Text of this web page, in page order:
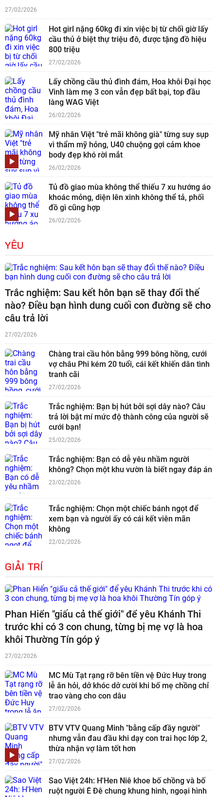
27/02/2026
Hot girl nặng 60kg đi xin việc bị từ chối giờ lấy
cầu thủ ở biệt thự triệu đô, được tặng đồ hiệu
800 triệu
27/02/2026
Lấy chồng cầu thủ đình đám, Hoa khôi Đại học
Vinh làm mẹ 3 con vẫn đẹp bất bại, top đầu
làng WAG Việt
26/02/2026
Mỹ nhân Việt "trẻ mãi không già" từng suy sụp
vì thẩm mỹ hỏng, U40 chuộng gợi cảm khoe
body đẹp khó rời mắt
26/02/2026
Tủ đồ giao mùa không thể thiếu 7 xu hướng áo
khoác mỏng, diện lên xinh không thể tả, phối
đồ gì cũng hợp
26/02/2026
YÊU
Trắc nghiệm: Sau kết hôn bạn sẽ thay đổi thế
nào? Điều bạn hình dung cuối con đường sẽ cho
câu trả lời
27/02/2026
Chàng trai cầu hôn bằng 999 bông hồng, cưới
vợ châu Phi kém 20 tuổi, cái kết khiến dân tình
tranh cãi
27/02/2026
Trắc nghiệm: Bạn bị hút bởi sợi dây nào? Câu
trả lời bật mí mức độ thành công của người sẽ
cưới bạn!
25/02/2026
Trắc nghiệm: Bạn có dễ yêu nhầm người
không? Chọn một khu vườn là biết ngay đáp án
23/02/2026
Trắc nghiệm: Chọn một chiếc bánh ngọt để
xem bạn và người ấy có cái kết viên mãn
không
22/02/2026
GIẢI TRÍ
Phan Hiển "giấu cả thế giới" để yêu Khánh Thi
trước khi có 3 con chung, từng bị mẹ vợ là hoa
khôi Thường Tín góp ý
27/02/2026
MC Mù Tạt rạng rỡ bên tiền vệ Đức Huy trong
lễ ăn hỏi, dở khóc dở cười khi bố mẹ chồng chỉ
trao vàng cho con dâu
27/02/2026
BTV VTV Quang Minh "bằng cấp đầy người"
nhưng vẫn đau đầu khi dạy con trai học lớp 2,
thừa nhận vợ làm tốt hơn
27/02/2026
Sao Việt 24h: H'Hen Niê khoe bố chồng và bố
ruột người Ê Đê chung khung hình, ngoại hình